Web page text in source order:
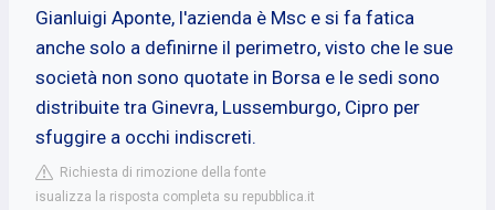
Gianluigi Aponte, l'azienda è Msc e si fa fatica
anche solo a definirne il perimetro, visto che le sue
società non sono quotate in Borsa e le sedi sono
distribuite tra Ginevra, Lussemburgo, Cipro per
sfuggire a occhi indiscreti.
Richiesta di rimozione della fonte
isualizza la risposta completa su repubblica.it